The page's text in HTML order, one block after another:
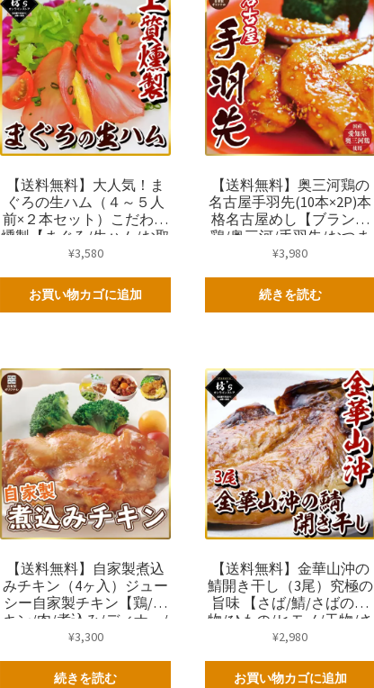
【送料無料】大人気！ま
ぐろの生ハム（４～５人
前×２本セット）こだわり
燻製【まぐろ/生ハム/お取
り寄せグルメ/おつまみ/カ
¥3,580
お買い物カゴに追加
【送料無料】奥三河鶏の
名古屋手羽先(10本×2P)本
格名古屋めし【ブランド
鶏/奥三河/手羽先/おつま
み/鶏/肉/本場の味/ギフ
¥3,980
続きを読む
【送料無料】自家製煮込
みチキン（4ヶ入）ジュー
シー自家製チキン【鶏/チ
キン/肉/煮込み/ディナー/
取り寄せ/ごはん/弁当/食
¥3,300
続きを読む
【送料無料】金華山沖の
鯖開き干し（3尾）究極の
旨味 【さば/鯖/さばの干
物/ひもの/ヒモノ/干物/さ
ば開干し/ギフト/プレゼン
¥2,980
お買い物カゴに追加